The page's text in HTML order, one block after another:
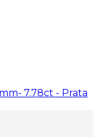
7.78ct - Prata